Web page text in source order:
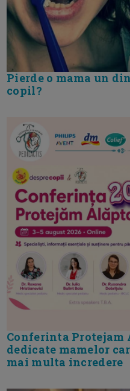
Pierde o mama un
copil?
Conferinta Protejam
dedicate mamelor
mai multa incredere